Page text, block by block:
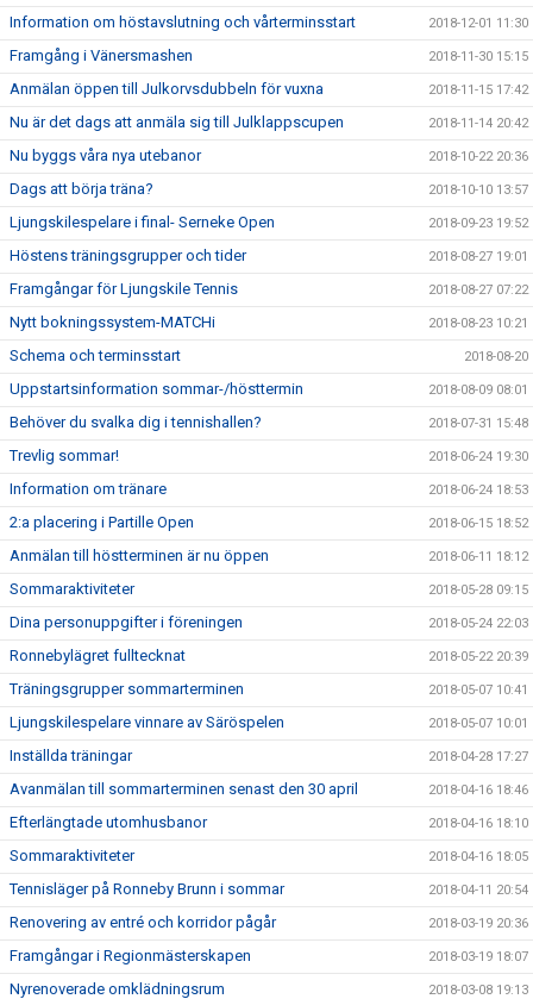
Information om höstavslutning och vårterminsstart 2018-12-01 11:30
Framgång i Vänersmashen 2018-11-30 15:15
Anmälan öppen till Julkorvsdubbeln för vuxna 2018-11-15 17:42
Nu är det dags att anmäla sig till Julklappscupen 2018-11-14 20:42
Nu byggs våra nya utebanor 2018-10-22 20:36
Dags att börja träna? 2018-10-10 13:57
Ljungskilespelare i final- Serneke Open 2018-09-23 19:52
Höstens träningsgrupper och tider 2018-08-27 19:01
Framgångar för Ljungskile Tennis 2018-08-27 07:22
Nytt bokningssystem-MATCHi 2018-08-23 10:21
Schema och terminsstart 2018-08-20
Uppstartsinformation sommar-/hösttermin 2018-08-09 08:01
Behöver du svalka dig i tennishallen? 2018-07-31 15:48
Trevlig sommar! 2018-06-24 19:30
Information om tränare 2018-06-24 18:53
2:a placering i Partille Open 2018-06-15 18:52
Anmälan till höstterminen är nu öppen 2018-06-11 18:12
Sommaraktiviteter 2018-05-28 09:15
Dina personuppgifter i föreningen 2018-05-24 22:03
Ronnebylägret fulltecknat 2018-05-22 20:39
Träningsgrupper sommarterminen 2018-05-07 10:41
Ljungskilespelare vinnare av Säröspelen 2018-05-07 10:01
Inställda träningar 2018-04-28 17:27
Avanmälan till sommarterminen senast den 30 april 2018-04-16 18:46
Efterlängtade utomhusbanor 2018-04-16 18:10
Sommaraktiviteter 2018-04-16 18:05
Tennisläger på Ronneby Brunn i sommar 2018-04-11 20:54
Renovering av entré och korridor pågår 2018-03-19 20:36
Framgångar i Regionmästerskapen 2018-03-19 18:07
Nyrenoverade omklädningsrum 2018-03-08 19:13